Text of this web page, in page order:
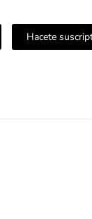
Hacete